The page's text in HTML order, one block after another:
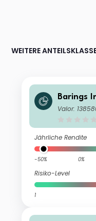
WEITERE
Barings
- Barings
Valor:
Jährliche Rendite
-50% 0%
Risiko-Level
1